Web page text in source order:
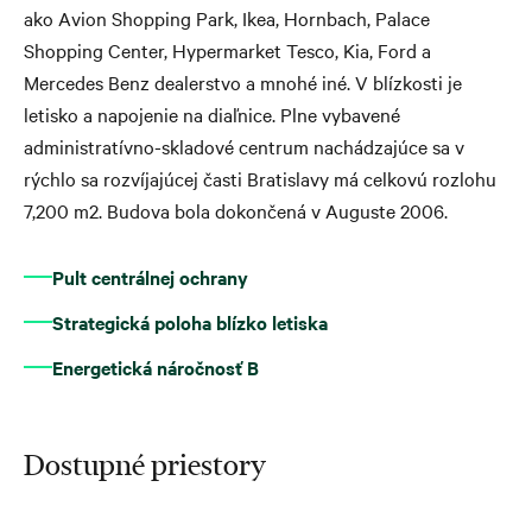
ako Avion Shopping Park, Ikea, Hornbach, Palace
Shopping Center, Hypermarket Tesco, Kia, Ford a
Mercedes Benz dealerstvo a mnohé iné. V blízkosti je
letisko a napojenie na diaľnice. Plne vybavené
administratívno-skladové centrum nachádzajúce sa v
rýchlo sa rozvíjajúcej časti Bratislavy má celkovú rozlohu
7,200 m2. Budova bola dokončená v Auguste 2006.
Pult centrálnej ochrany
Strategická poloha blízko letiska
Energetická náročnosť B
Dostupné priestory